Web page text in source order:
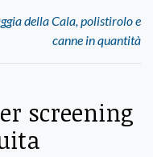
della Cala, polistirolo e
canne in quantità
screening